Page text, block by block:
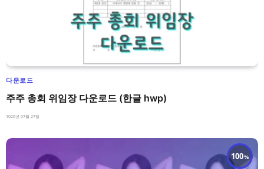
다운로드
주주 총회 위임장 다운로드 (한글 hwp)
2026년 07월 27일
100